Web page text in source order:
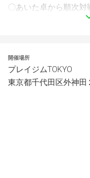
〇あいた卓から順次
===
開催場所
プレイジムTOKYO
東京都千代田区外神田